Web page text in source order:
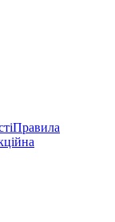
Правила